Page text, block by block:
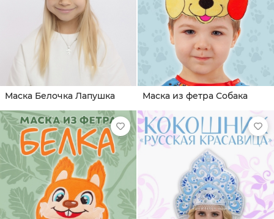
Маска Белочка Лапушка Маска из фетра Собака